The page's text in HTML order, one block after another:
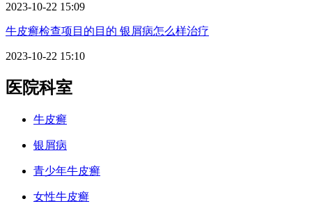
2023-10-22 15:09
牛皮癣检查项目的目的 银屑病怎么样治疗
2023-10-22 15:10
医院科室
牛皮癣
银屑病
青少年牛皮癣
女性牛皮癣